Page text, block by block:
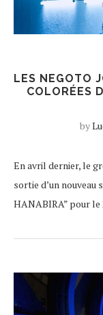
LES NEGOTO
COLORÉES
by
En avril dernier, le
sortie d’un nouveau
HANABIRA” pour